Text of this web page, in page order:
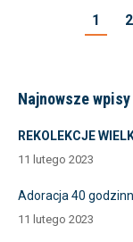
1 2
Najnowsze wpisy
REKOLEKCJE
11 lutego 2023
Adoracja 40
11 lutego 2023